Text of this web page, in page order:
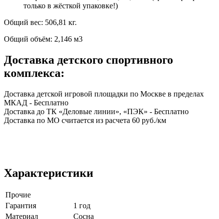
только в жёсткой упаковке!)
Общий вес: 506,81 кг.
Общий объём: 2,146 м3
Доставка детского спортивного
комплекса:
Доставка детской игровой площадки по Москве в пределах
МКАД - Бесплатно
Доставка до ТК «Деловые линии», «ПЭК» - Бесплатно
Доставка по МО считается из расчета 60 руб./км
Характеристики
Прочие
Гарантия
1 год
Материал
Сосна